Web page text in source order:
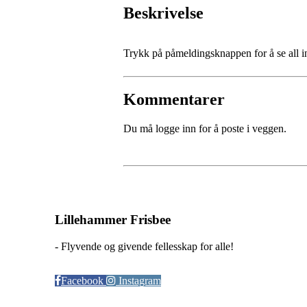
Beskrivelse
Trykk på påmeldingsknappen for å se all
Kommentarer
Du må logge inn for å poste i veggen.
Lillehammer Frisbee
- Flyvende og givende fellesskap for alle!
Facebook Instagram